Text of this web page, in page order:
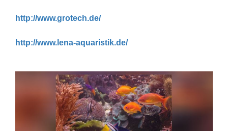
http://www.grotech.de/
http://www.lena-aquaristik.de/